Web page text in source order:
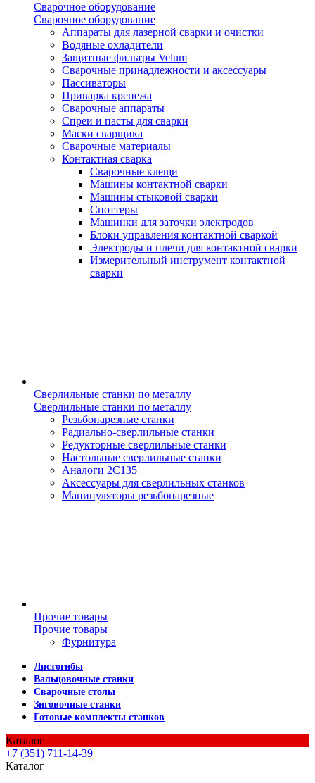
Сварочное оборудование
Сварочное оборудование
Аппараты для лазерной сварки и очистки
Водяные охладители
Защитные фильтры Velum
Сварочные принадлежности и аксессуары
Пассиваторы
Приварка крепежа
Сварочные аппараты
Спреи и пасты для сварки
Маски сварщика
Сварочные материалы
Контактная сварка
Сварочные клещи
Машины контактной сварки
Машины стыковой сварки
Споттеры
Машинки для заточки электродов
Блоки управления контактной сваркой
Электроды и плечи для контактной сварки
Измерительный инструмент контактной
сварки
Сверлильные станки по металлу
Сверлильные станки по металлу
Резьбонарезные станки
Радиально-сверлильные станки
Редукторные сверлильные станки
Настольные сверлильные станки
Аналоги 2С135
Аксессуары для сверлильных станков
Манипуляторы резьбонарезные
Прочие товары
Прочие товары
Фурнитура
Листогибы
Вальцовочные станки
Сварочные столы
Зиговочные станки
Готовые комплекты станков
Каталог
+7 (351) 711-14-39
Каталог